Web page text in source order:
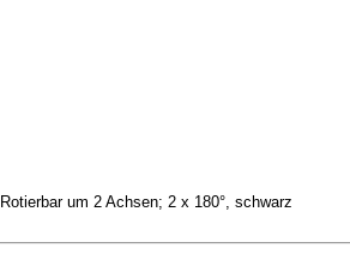
um 2 Achsen; 2 x 180°, schwarz